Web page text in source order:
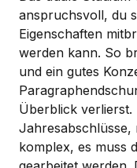
anspruchsvoll, du
Eigenschaften
werden kann. So
und ein gutes
Überblick verlierst.
Jahresabschlüsse,
komplex, es muss